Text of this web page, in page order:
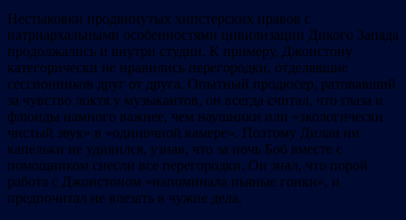
Нестыковки продвинутых хипстерских нравов с
патриархальными особенностями цивилизации Дикого Запада
продолжались и внутри студии. К примеру, Джонстону
категорически не нравились перегородки, отделявшие
сессионников друг от друга. Опытный продюсер, ратовавший
за чувство локтя у музыкантов, он всегда считал, что глаза и
флюиды намного важнее, чем наушники или «экологически
чистый звук» в «одиночной камере». Поэтому Дилан ни
капельки не удивился, узнав, что за ночь Боб вместе с
помощником снесли все перегородки. Он знал, что порой
работа с Джонстоном «напоминала пьяные гонки», и
предпочитал не влезать в чужие дела.